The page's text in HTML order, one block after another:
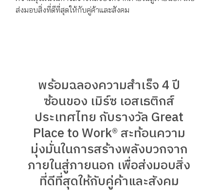
พร้อมฉลองความสำเร็จ 4 ปี
ซ้อนของ เมิร์ซ เอสเธติกส์
ประเทศไทย กับรางวัล Great
Place to Work® สะท้อนความ
มุ่งมั่นในการสร้างพลังบวกจาก
ภายในสู่ภายนอก เพื่อส่งมอบสิ่ง
ที่ดีที่สุดให้กับคู่ค้าและสังคม